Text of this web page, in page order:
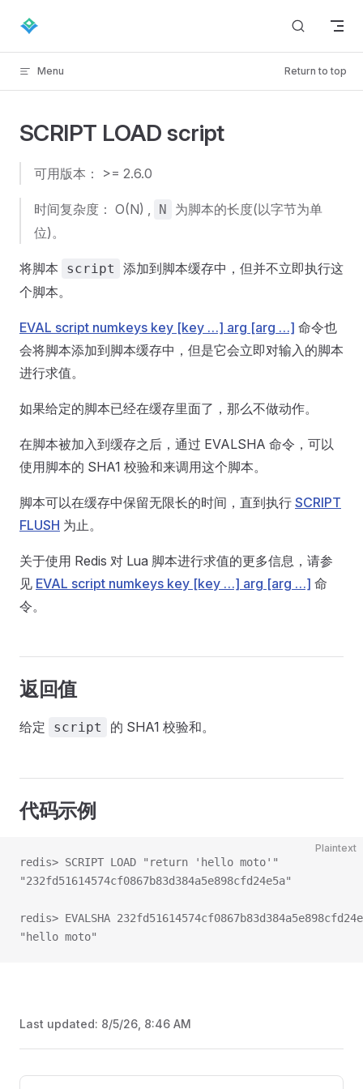
Skip to content
Menu Return to top
SCRIPT LOAD script
可用版本： >= 2.6.0
时间复杂度： O(N) , N
为脚本的长度(以字节为单
位)。
将脚本 script
添加到脚本缓存中，但并不立即执行这
个脚本。
EVAL script numkeys key [key …] arg [arg …] 命令也
会将脚本添加到脚本缓存中，但是它会立即对输入的脚本
进行求值。
如果给定的脚本已经在缓存里面了，那么不做动作。
在脚本被加入到缓存之后，通过 EVALSHA 命令，可以
使用脚本的 SHA1 校验和来调用这个脚本。
脚本可以在缓存中保留无限长的时间，直到执行 SCRIPT
FLUSH 为止。
关于使用 Redis 对 Lua 脚本进行求值的更多信息，请参
见 EVAL script numkeys key [key …] arg [arg …] 命
令。
返回值
给定 script 的 SHA1 校验和。
代码示例
Plaintext
redis> SCRIPT LOAD "return 'hello moto'"
"232fd51614574cf0867b83d384a5e898cfd24e5a"
redis> EVALSHA
"hello moto"
Last updated: 8/5/26, 8:46 AM
Pager